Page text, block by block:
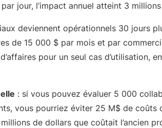
jour, l’impact annuel atteint 3
deviennent opérationnels 30 jours
de 15 000 $ par mois et par
pour un seul cas d’utilisation,
: si vous pouvez évaluer 5 000
vous pourriez éviter 25 M$ de coûts
de dollars que coûtait l’ancien